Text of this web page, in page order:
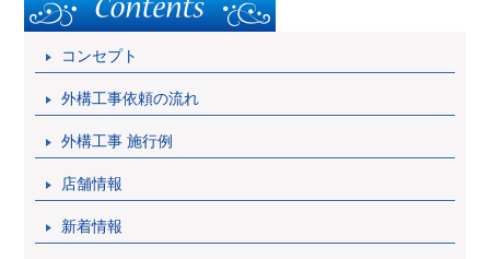
コンセプト
外構工事依頼の流れ
外構工事 施行例
店舗情報
新着情報